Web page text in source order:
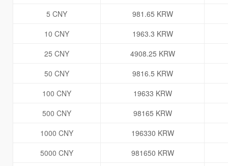
5 CNY
981.65 KRW
10 CNY
1963.3 KRW
25 CNY
4908.25 KRW
50 CNY
9816.5 KRW
100 CNY
19633 KRW
500 CNY
98165 KRW
1000 CNY
196330 KRW
5000 CNY
981650 KRW